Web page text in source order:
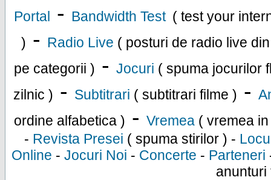
Portal - Bandwidth Test ( test your
) - Radio Live ( posturi de radio live
pe categorii ) - Jocuri ( spuma jocurilor
zilnic ) - Subtitrari ( subtitrari filme ) -
ordine alfabetica ) - Vremea ( vremea
- Revista Presei ( spuma stirilor ) -
Online - Jocuri Noi - Concerte - Parteneri
anunturi